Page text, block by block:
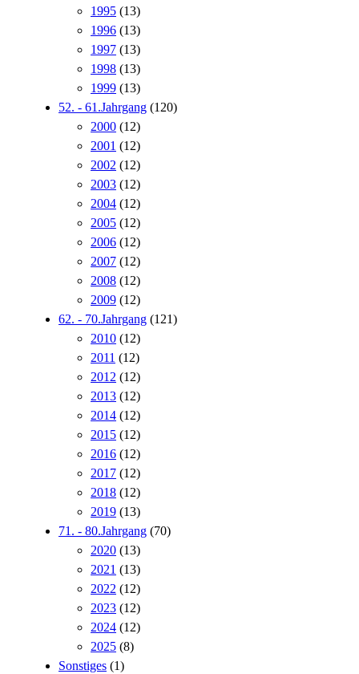
1995 (13)
1996 (13)
1997 (13)
1998 (13)
1999 (13)
52. - 61.Jahrgang (120)
2000 (12)
2001 (12)
2002 (12)
2003 (12)
2004 (12)
2005 (12)
2006 (12)
2007 (12)
2008 (12)
2009 (12)
62. - 70.Jahrgang (121)
2010 (12)
2011 (12)
2012 (12)
2013 (12)
2014 (12)
2015 (12)
2016 (12)
2017 (12)
2018 (12)
2019 (13)
71. - 80.Jahrgang (70)
2020 (13)
2021 (13)
2022 (12)
2023 (12)
2024 (12)
2025 (8)
Sonstiges (1)